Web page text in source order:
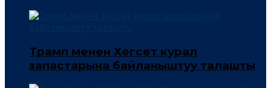
Трамп менен Хегсет курал
запастарына байланыштуу талашты